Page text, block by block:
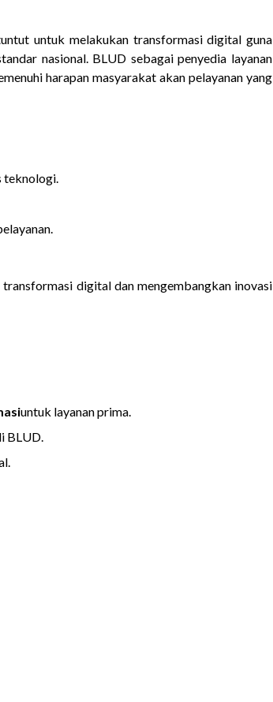
untuk melakukan transformasi digital guna
nasional. BLUD sebagai penyedia layanan
harapan masyarakat akan pelayanan yang
teknologi.
digital dan mengembangkan inovasi
untuk layanan prima.
BLUD.